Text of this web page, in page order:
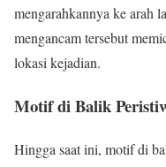
mengarahkannya ke arah
mengancam tersebut
lokasi kejadian.
Motif di Balik
Hingga saat ini, motif di